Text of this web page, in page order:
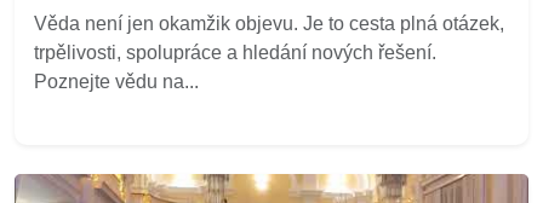
Věda není jen okamžik objevu. Je to cesta plná otázek,
trpělivosti, spolupráce a hledání nových řešení.
Poznejte vědu na...